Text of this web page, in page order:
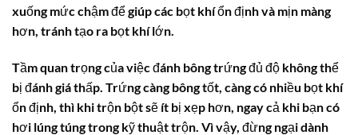
xuống mức chậm để giúp các bọt khí ổn định và mịn màng
hơn, tránh tạo ra bọt khí lớn.
Tầm quan trọng của việc đánh bông trứng đủ độ không thể
bị đánh giá thấp. Trứng càng bông tốt, càng có nhiều bọt khí
ổn định, thì khi trộn bột sẽ ít bị xẹp hơn, ngay cả khi bạn có
hơi lúng túng trong kỹ thuật trộn. Vì vậy, đừng ngại dành